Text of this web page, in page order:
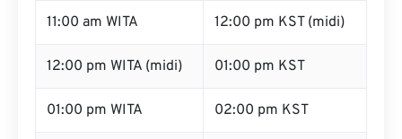
11:00 am WITA 12:00 pm KST (midi)
12:00 pm WITA (midi) 01:00 pm KST
01:00 pm WITA 02:00 pm KST